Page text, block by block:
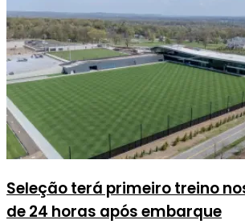
Seleção terá primeiro treino
de 24 horas após embarque